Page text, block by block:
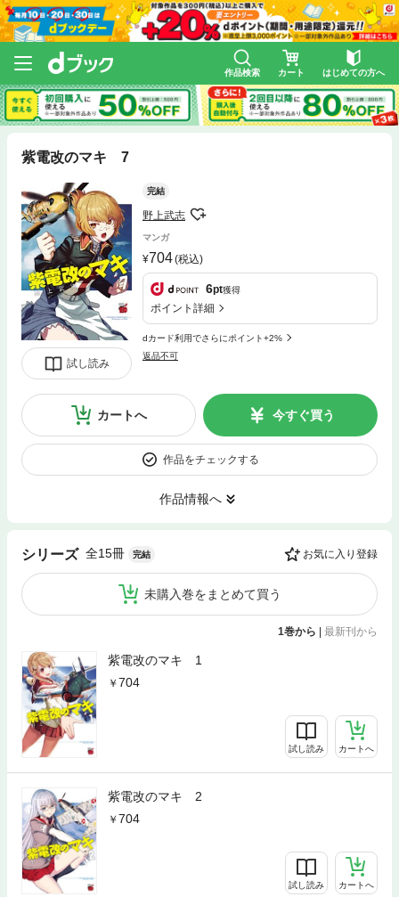
作品検索 カート はじめての方へ
紫電改のマキ 7
試し読み
完結
野上武志
マンガ
704(税込)
6pt獲得
ポイント詳細
dカード利用でさらにポイント+2%
返品不可
カートへ 今すぐ買う
作品をチェックする
作品情報へ
シリーズ 全15冊 完結 お気に入り登録
未購入巻をまとめて買う
1巻から | 最新刊から
紫電改のマキ 1
704
試し読み カートへ
紫電改のマキ 2
704
試し読み カートへ